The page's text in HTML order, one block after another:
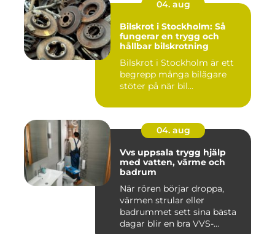
04. aug
Bilskrot i Stockholm: Så
fungerar en trygg och
hållbar bilskrotning
Bilskrot i Stockholm är ett
begrepp många bilägare
stöter på när bil...
04. aug
Vvs uppsala trygg hjälp
med vatten, värme och
badrum
När rören börjar droppa,
värmen strular eller
badrummet sett sina bästa
dagar blir en bra VVS-